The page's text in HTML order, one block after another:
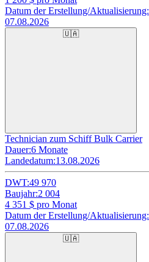
Datum der Erstellung/Aktualisierung:
07.08.2026
🇺🇦
Technician zum Schiff Bulk Carrier
Dauer:6 Monate
Landedatum:13.08.2026
DWT:49 970
Baujahr:2 004
4 351 $ pro Monat
Datum der Erstellung/Aktualisierung:
07.08.2026
🇺🇦